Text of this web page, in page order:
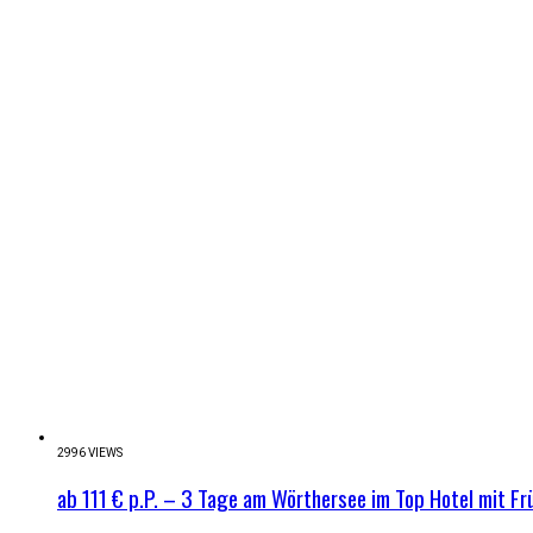
2996 VIEWS
ab 111 € p.P. – 3 Tage am Wörthersee im Top Hotel mit